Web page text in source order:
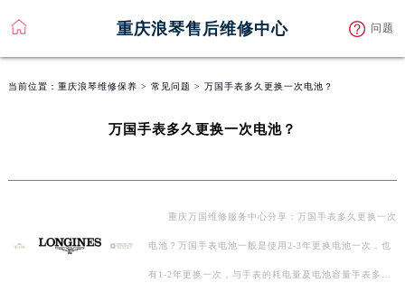
重庆浪琴售后维修中心 问题
当前位置： 重庆浪琴维修保养 > 常见问题 > 万国手表多久更换一次电池？
万国手表多久更换一次电池？
重庆万国维修服务中心分享：万国手表多久更换一次
电池？万国手表电池一般是使用2-3年更换电池一次，也
有1-2年更换一次，与手表的耗电量及电池容量手表多功